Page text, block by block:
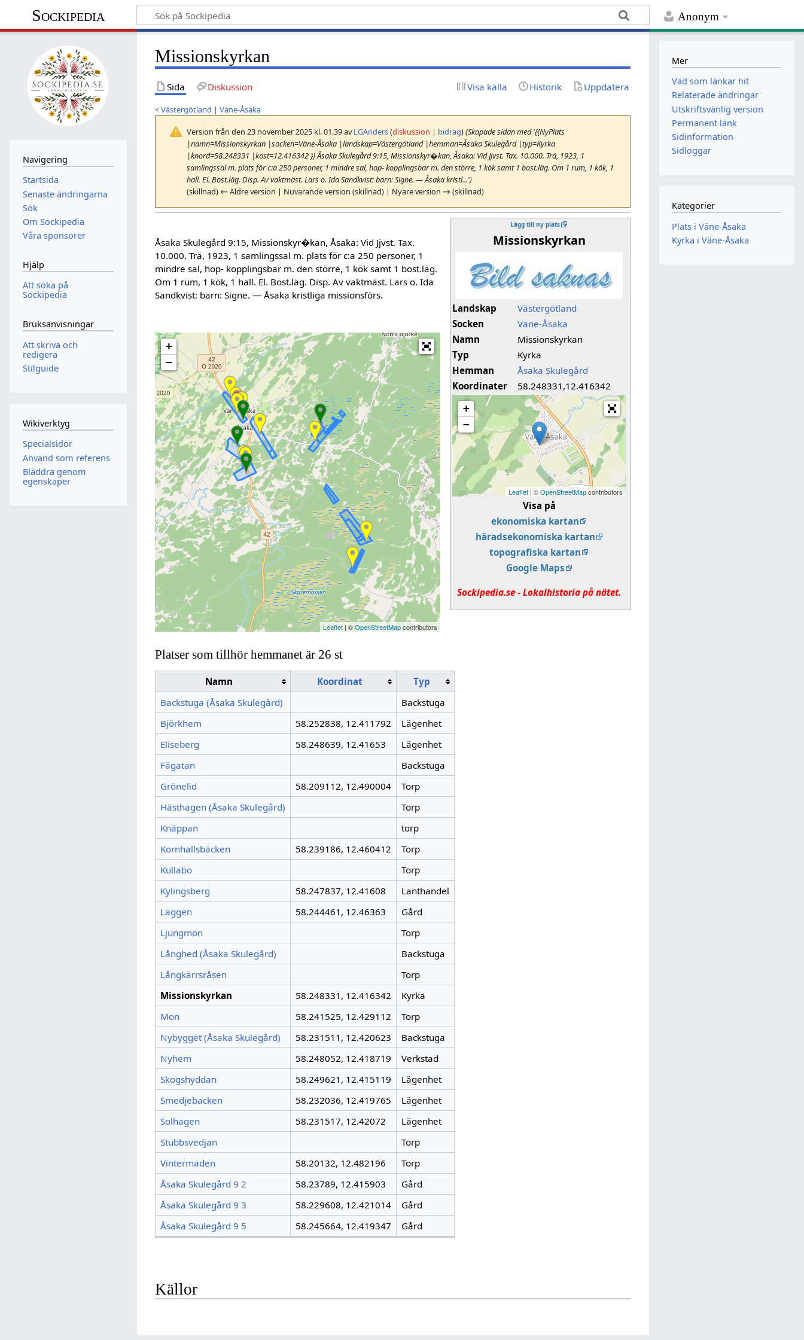
Anonym
Sockipedia
Missionskyrkan
Sida Diskussion Visa källa Historik Uppdatera
<Västergötland |Väne-Åsaka
Version från den 23 november 2025 kl. 01.39 avLGAnders(diskussion | bidrag)(Skapade sidan med '{{NyPlats
|namn=Missionskyrkan |socken=Väne-Åsaka |landskap=Västergötland |hemman=Åsaka Skulegård |typ=Kyrka
|knord=58.248331 |kost=12.416342 }} Åsaka Skulegård 9:15, Missionskyr�kan, Åsaka: Vid Jjvst. Tax. 10.000. Trä, 1923, 1
samlingssal m. plats för c:a 250 personer, 1 mindre sal, hop- kopplingsbar m. den större, 1 kök samt 1 bost.läg. Om 1 rum, 1 kök, 1
hall. El. Bost.läg. Disp. Av vaktmäst. Lars o. Ida Sandkvist: barn: Signe. — Åsaka kristl...')
(skillnad) ← Äldre version | Nuvarande version (skillnad) | Nyare version → (skillnad)
Lägg till ny plats
Missionskyrkan
Landskap
Västergötland
Socken
Väne-Åsaka
Namn
Missionskyrkan
Typ
Kyrka
Hemman
Åsaka Skulegård
Koordinater
58.248331,12.416342
+
−
Leaflet | ©OpenStreetMapcontributors
Visa på
ekonomiska kartan
häradsekonomiska kartan
topografiska kartan
Google Maps
Sockipedia.se - Lokalhistoria på nätet.
Åsaka Skulegård 9:15, Missionskyr�kan, Åsaka: Vid Jjvst. Tax.
10.000. Trä, 1923, 1 samlingssal m. plats för c:a 250 personer, 1
mindre sal, hop- kopplingsbar m. den större, 1 kök samt 1 bost.läg.
Om 1 rum, 1 kök, 1 hall. El. Bost.läg. Disp. Av vaktmäst. Lars o. Ida
Sandkvist: barn: Signe. — Åsaka kristliga missionsförs.
+
−
Leaflet| ©OpenStreetMapcontributors
Platser som tillhör hemmanet är 26 st
Namn Koordinat
Typ
Backstuga (Åsaka Skulegård)
Backstuga
Björkhem
58.252838, 12.411792
Lägenhet
Eliseberg
58.248639, 12.41653
Lägenhet
Fägatan
Backstuga
Grönelid
58.209112, 12.490004
Torp
Hästhagen (Åsaka Skulegård)
Torp
Knäppan
torp
Kornhallsbäcken
58.239186, 12.460412
Torp
Kullabo
Torp
Kylingsberg
58.247837, 12.41608
Lanthandel
Laggen
58.244461, 12.46363
Gård
Ljungmon
Torp
Långhed (Åsaka Skulegård)
Backstuga
Långkärrsråsen
Torp
Missionskyrkan
58.248331, 12.416342
Kyrka
Mon
58.241525, 12.429112
Torp
Nybygget (Åsaka Skulegård)
58.231511, 12.420623
Backstuga
Nyhem
58.248052, 12.418719
Verkstad
Skogshyddan
58.249621, 12.415119
Lägenhet
Smedjebacken
58.232036, 12.419765
Lägenhet
Solhagen
58.231517, 12.42072
Lägenhet
Stubbsvedjan
Torp
Vintermaden
58.20132, 12.482196
Torp
Åsaka Skulegård 9 2
58.23789, 12.415903
Gård
Åsaka Skulegård 9 3
58.229608, 12.421014
Gård
Åsaka Skulegård 9 5
58.245664, 12.419347 Gård
Källor
Navigering
Startsida
Senaste ändringarna
Sök
Om Sockipedia
Våra sponsorer
Hjälp
Att söka på
Sockipedia
Bruksanvisningar
Att skriva och
redigera
Stilguide
Wikiverktyg
Specialsidor
Använd som referens
Bläddra genom
egenskaper
Mer
Vad som länkar hit
Relaterade ändringar
Utskriftsvänlig version
Permanent länk
Sidinformation
Sidloggar
Kategorier
Plats i Väne-Åsaka
Kyrka i Väne-Åsaka